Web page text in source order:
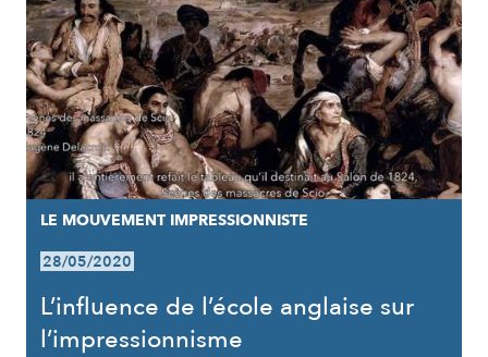
LE MOUVEMENT IMPRESSIONNISTE
28/05/2020
L’influence de l’école anglaise sur
l’impressionnisme